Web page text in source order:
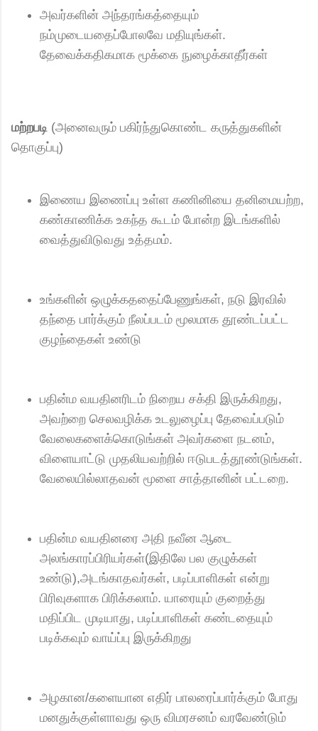
அவர்களின் அந்தரங்கத்தையும்
நம்முடையதைப்போலவே மதியுங்கள்.
தேவைக்கதிகமாக மூக்கை நுழைக்காதீர்கள்
மற்றபடி (அனைவரும் பகிர்ந்துகொண்ட கருத்துகளின்
தொகுப்பு)
இணைய இணைப்பு உள்ள கணினியை தனிமையற்ற,
கண்காணிக்க உகந்த கூடம் போன்ற இடங்களில்
வைத்துவிடுவது உத்தமம்.
உங்களின் ஒழுக்கததைப்பேணுங்கள், நடு இரவில்
தந்தை பார்க்கும் நீலப்படம் மூலமாக தூண்டப்பட்ட
குழந்தைகள் உண்டு
பதின்ம வயதினரிடம் நிறைய சக்தி இருக்கிறது,
அவற்றை செலவழிக்க உடலுழைப்பு தேவைப்படும்
வேலைகளைக்கொடுங்கள் அவர்களை நடனம்,
விளையாட்டு முதலியவற்றில் ஈடுபடத்தூண்டுங்கள்.
வேலையில்லாதவன் மூளை சாத்தானின் பட்டறை.
பதின்ம வயதினரை அதி நவீன ஆடை
அலங்காரப்பிரியர்கள்(இதிலே பல குழுக்கள்
உண்டு),அடங்காதவர்கள், படிப்பாளிகள் என்று
பிரிவுகளாக பிரிக்கலாம். யாரையும் குறைத்து
மதிப்பிட முடியாது, படிப்பாளிகள் கண்டதையும்
படிக்கவும் வாய்ப்பு இருக்கிறது
அழகான/களையான எதிர் பாலரைப்பார்க்கும் போது
மனதுக்குள்ளாவது ஒரு விமரசனம் வரவேண்டும்